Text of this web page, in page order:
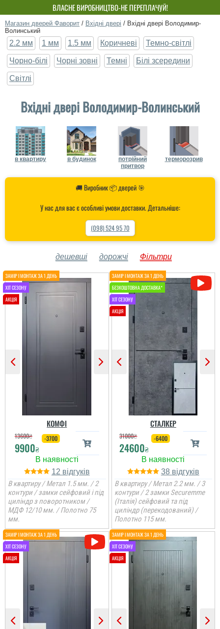
ВЛАСНЕ ВИРОБНИЦТВО-НЕ ПЕРЕПЛАЧУЙ!
Магазин дверей Фаворит / Вхідні двері / Вхідні двері Володимир-
Волинський
2.2 мм 1 мм 1.5 мм Коричневі Темно-світлі
Чорно-білі Чорні зовні Темні Білі зсередини
Світлі
Вхідні двері Володимир-Волинський
в квартиру в будинок
потрійний
притвор
терморозрив
🚚 Виробник 📦 дверей 🎯
У нас для вас є особливі умови доставки. Детальніше:
(098) 524 95 70
дешевші дорожчі Фільтри
КОМФІ
13600₴
9900₴
-3700
12
В квартиру / Метал 1.5 мм. / 2
контури / замки сейфовий і під
циліндр з поворотником /
МДФ 12/10 мм. / Полотно 75
мм.
СТАЛКЕР
31000₴
24600₴
-6400
38
В квартиру / Метал 2.2 мм. / 3
контури / 2 замки Securemme
(Італія) сейфовий та під
циліндр (перекодований) /
Полотно 115 мм.